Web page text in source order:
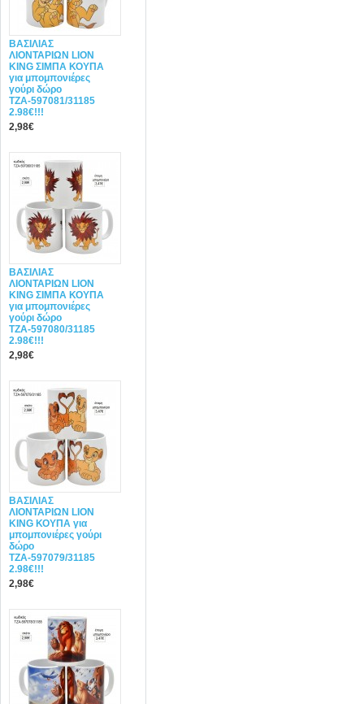
ΒΑΣΙΛΙΑΣ
ΛΙΟΝΤΑΡΙΩΝ LION
KING ΣΙΜΠΑ ΚΟΥΠΑ
για μπομπονιέρες
γούρι δώρο
ΤΖΑ-597081/31185
2.98€!!!
2,98€
ΒΑΣΙΛΙΑΣ
ΛΙΟΝΤΑΡΙΩΝ LION
KING ΣΙΜΠΑ ΚΟΥΠΑ
για μπομπονιέρες
γούρι δώρο
ΤΖΑ-597080/31185
2.98€!!!
2,98€
ΒΑΣΙΛΙΑΣ
ΛΙΟΝΤΑΡΙΩΝ LION
KING ΚΟΥΠΑ για
μπομπονιέρες γούρι
δώρο
ΤΖΑ-597079/31185
2.98€!!!
2,98€